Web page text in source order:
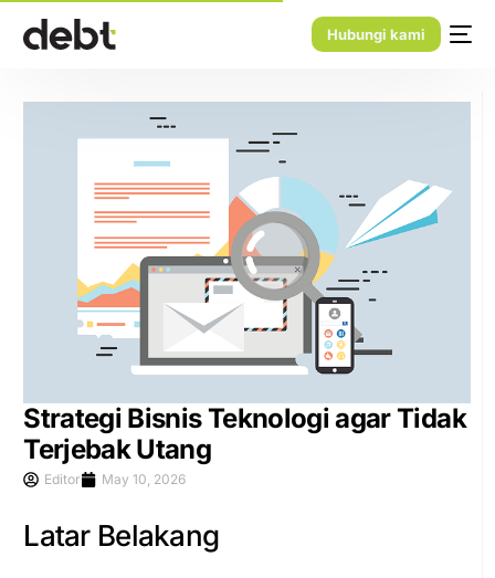
Hubungi kami
Strategi Bisnis Teknologi agar Tidak
Terjebak Utang
Editor May 10, 2026
Latar Belakang